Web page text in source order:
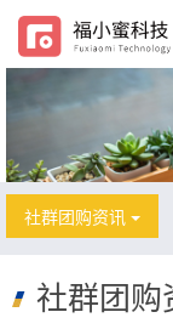
社群团购资讯
社群团购